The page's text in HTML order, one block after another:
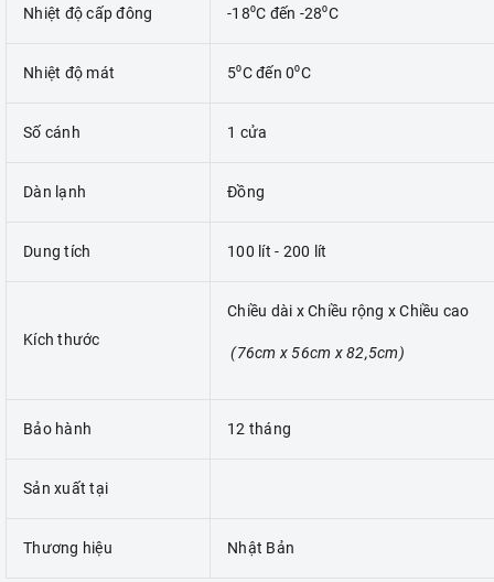
Nhiệt độ cấp đông -18⁰C đến -28⁰C
Nhiệt độ mát 5⁰C đến 0⁰C
Số cánh 1 cửa
Dàn lạnh Đồng
Dung tích 100 lít - 200 lít
Kích thước
Chiều dài x Chiều rộng x Chiều cao
(76cm x 56cm x 82,5cm)
Bảo hành 12 tháng
Sản xuất tại
Thương hiệu Nhật Bản